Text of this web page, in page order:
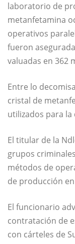
laboratorio de
metanfetamina
operativos
fueron
valuadas en 362
Entre lo
cristal de
utilizados para
El titular de la
grupos
métodos de
de producción
El funcionario
contratación de
con cárteles de